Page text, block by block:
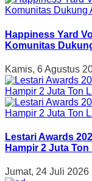
Happiness Yard
Komunitas
Kamis, 6 Agustus
Lestari Awards
Hampir 2 Juta
Jumat, 24 Juli 2026